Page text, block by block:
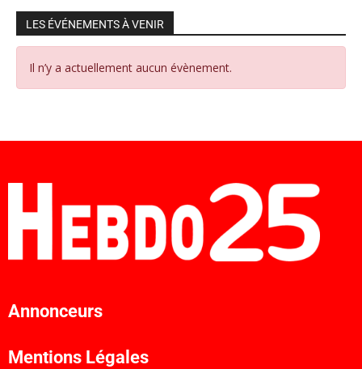
LES ÉVÉNEMENTS À VENIR
Il n’y a actuellement aucun évènement.
Annonceurs
Mentions Légales